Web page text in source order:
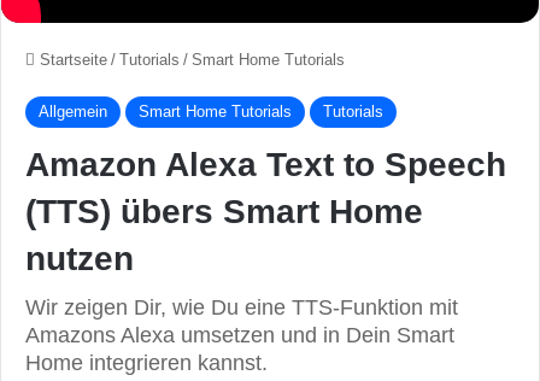
Startseite / Tutorials / Smart Home Tutorials
Allgemein Smart Home Tutorials Tutorials
Amazon Alexa Text to Speech
(TTS) übers Smart Home
nutzen
Wir zeigen Dir, wie Du eine TTS-Funktion mit
Amazons Alexa umsetzen und in Dein Smart
Home integrieren kannst.